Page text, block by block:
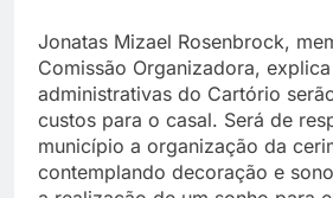
Jonatas Mizael Rosenbrock,
Comissão Organizadora,
administrativas do Cartório
custos para o casal. Será de
município a organização da
contemplando decoração e